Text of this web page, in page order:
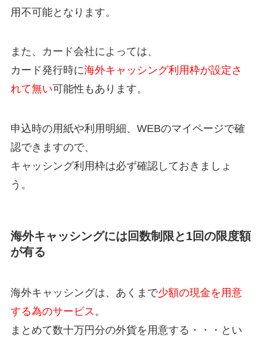
用不可能となります。
また、カード会社によっては、
カード発行時に海外キャッシング利用枠が設定さ
れて無い可能性もあります。
申込時の用紙や利用明細、WEBのマイページで確
認できますので、
キャッシング利用枠は必ず確認しておきましょ
う。
海外キャッシングには回数制限と1回の限度額
が有る
海外キャッシングは、あくまで少額の現金を用意
する為のサービス 。
まとめて数十万円分の外貨を用意する・・・とい